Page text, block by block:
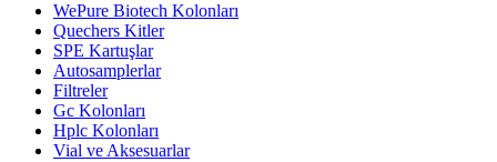
WePure Biotech Kolonları
Quechers Kitler
SPE Kartuşlar
Autosamplerlar
Filtreler
Gc Kolonları
Hplc Kolonları
Vial ve Aksesuarlar